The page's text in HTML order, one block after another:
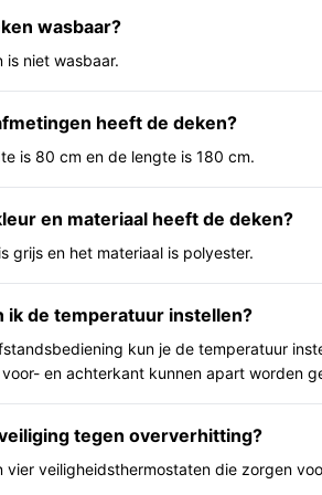
vanuit praktisch gebruik:
bedekking in één stuk: geschikt
zonder meerdere losse panelen.
en bediening:
en
bewaren en transport.
is dit geschikt?
past bij gebruikers die een
mensen die een compact pakket
met afstandsbediening belangrijk
onder constructie en duidelijke
deken zoekt of een model met
wasbaar?
is niet wasbaar.
heeft de deken?
is 80 cm en de lengte is 180 cm.
en materiaal heeft de deken?
grijs en het materiaal is polyester.
ik de temperatuur instellen?
kun je de temperatuur
voor- en achterkant kunnen apart worden
tegen oververhitting?
vier veiligheidsthermostaten die zorgen